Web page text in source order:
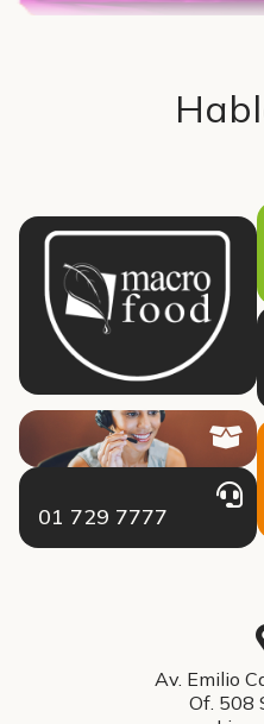
01 729 7777
Av. Emilio
Of. 508